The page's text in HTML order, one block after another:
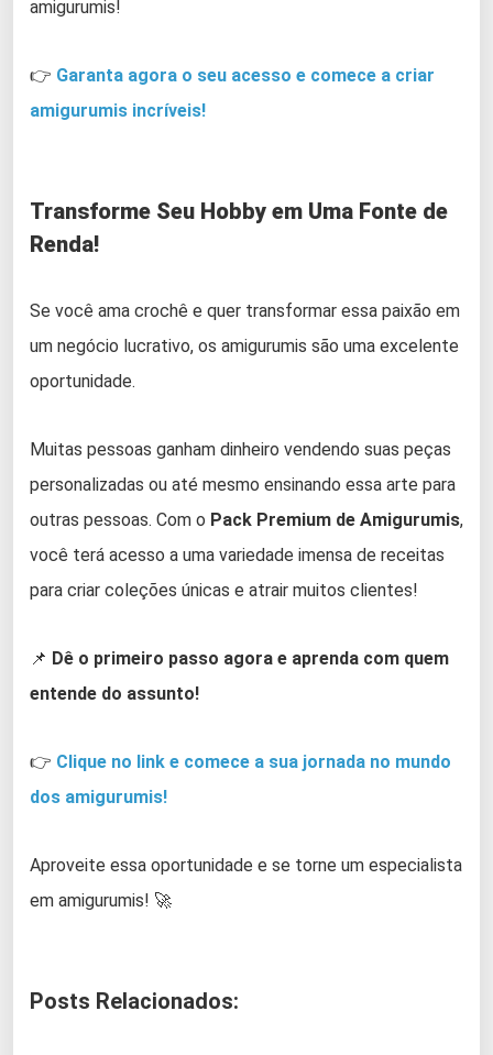
amigurumis!
👉 Garanta agora o seu acesso e comece a criar
amigurumis incríveis!
Transforme Seu Hobby em Uma Fonte de
Renda!
Se você ama crochê e quer transformar essa paixão em
um negócio lucrativo, os amigurumis são uma excelente
oportunidade.
Muitas pessoas ganham dinheiro vendendo suas peças
personalizadas ou até mesmo ensinando essa arte para
outras pessoas. Com o Pack Premium de Amigurumis,
você terá acesso a uma variedade imensa de receitas
para criar coleções únicas e atrair muitos clientes!
📌 Dê o primeiro passo agora e aprenda com quem
entende do assunto!
👉 Clique no link e comece a sua jornada no mundo
dos amigurumis!
Aproveite essa oportunidade e se torne um especialista
em amigurumis! 🚀
Posts Relacionados: